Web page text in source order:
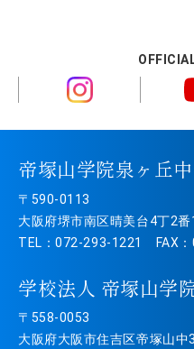
帝塚山学院泉ヶ丘
〒590-0113
大阪府堺市南区晴美台4丁2番
TEL：072-293-1221 FAX
学校法人 帝塚山学
〒558-0053
大阪府大阪市住吉区帝塚山